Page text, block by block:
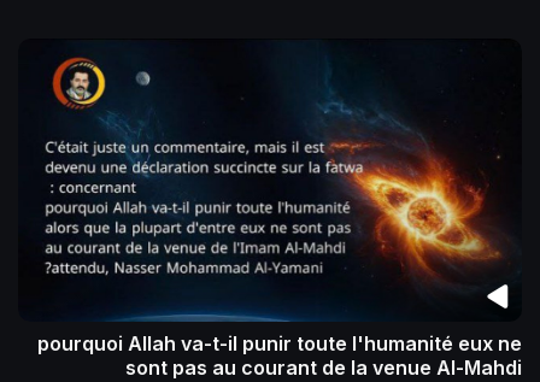
pourquoi Allah va-t-il punir toute l'humanité eux ne
sont pas au courant de la venue Al-Mahdi